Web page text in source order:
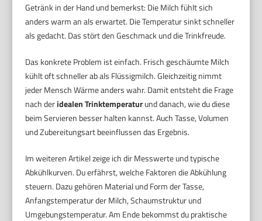
Getränk in der Hand und bemerkst: Die Milch fühlt sich
anders warm an als erwartet. Die Temperatur sinkt schneller
als gedacht. Das stört den Geschmack und die Trinkfreude.
Das konkrete Problem ist einfach. Frisch geschäumte Milch
kühlt oft schneller ab als Flüssigmilch. Gleichzeitig nimmt
jeder Mensch Wärme anders wahr. Damit entsteht die Frage
nach deridealen Trinktemperaturund danach, wie du diese
beim Servieren besser halten kannst. Auch Tasse, Volumen
und Zubereitungsart beeinflussen das Ergebnis.
Im weiteren Artikel zeige ich dir Messwerte und typische
Abkühlkurven. Du erfährst, welche Faktoren die Abkühlung
steuern. Dazu gehören Material und Form der Tasse,
Anfangstemperatur der Milch, Schaumstruktur und
Umgebungstemperatur. Am Ende bekommst du praktische